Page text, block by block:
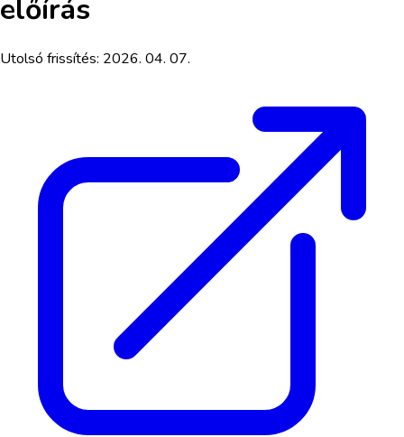
előírás
Utolsó frissítés: 2026. 04. 07.